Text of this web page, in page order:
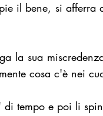
il bene, si
la sua
cosa c'è nei
tempo e poi li